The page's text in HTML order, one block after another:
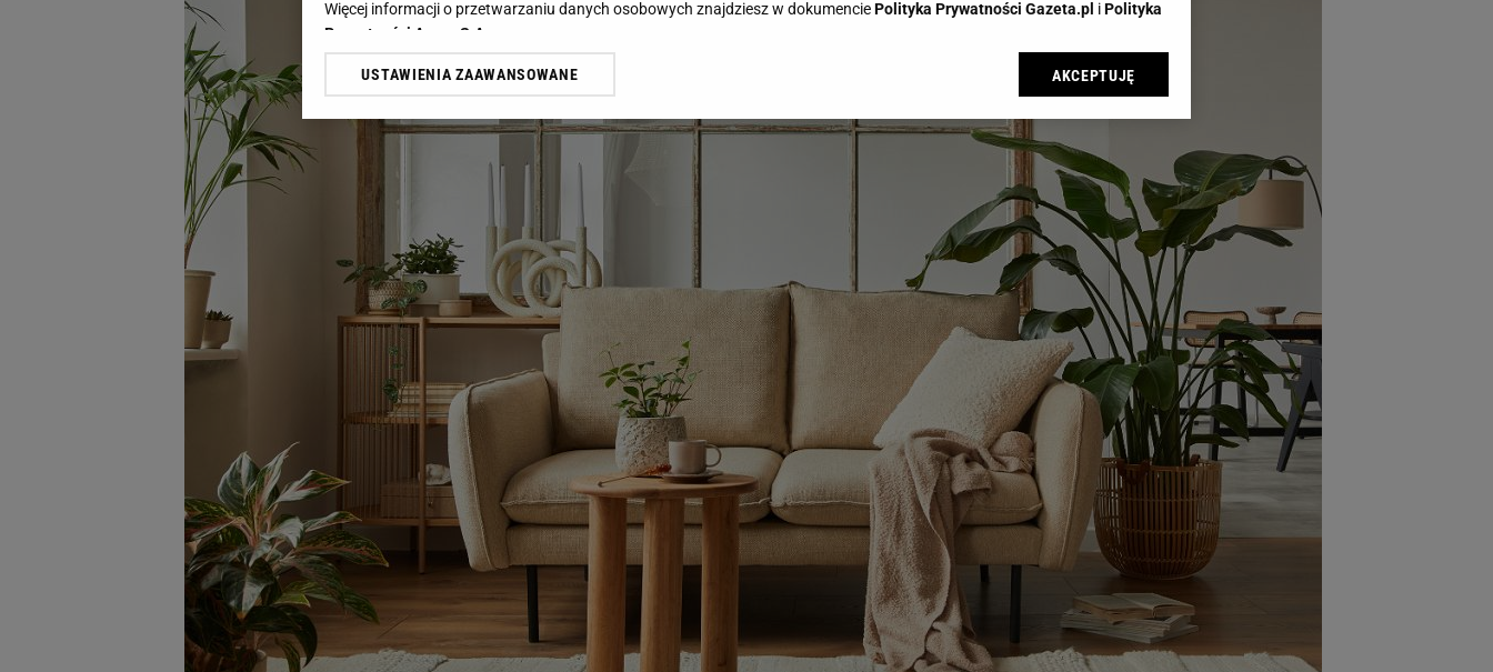
Więcej informacji o przetwarzaniu danych osobowych znajdziesz w dokumenciePolityka Prywatności Gazeta.pl iPolityka
Prywatności Agora S.A.
Klikając „Akceptuję” wyrażasz też zgodę na zainstalowanie i przechowywanie plików cookie Gazeta.pl sp. z o.o., jej
dotyczące plików cookie, wywołując narzędzie do zarządzania twoimi preferencjami dot. przetwarzania danych poprzez
odnośnik „Ustawienia prywatności ” w stopce serwisu i przechodząc do „Ustawień Zaawansowanych”. Zmiana ustawień
plików cookie możliwa jest także za pomocą ustawień przeglądarki.
My, nasi Zaufani Partnerzy i Agora S.A. możemy przetwarzać dane osobowe w następujących celach:
Użycie dokładnych danych geolokalizacyjnych. Aktywne skanowanie charakterystyki urządzenia do celów identyfikacji.
Przechowywanie informacji na urządzeniu lub dostęp do nich. Spersonalizowane reklamy i treści, pomiar reklam i treści,
badnie odbiorców i ulepszanie usług.
Lista Zaufanych Partnerów
USTAWIENIA ZAAWANSOWANE AKCEPTUJĘ